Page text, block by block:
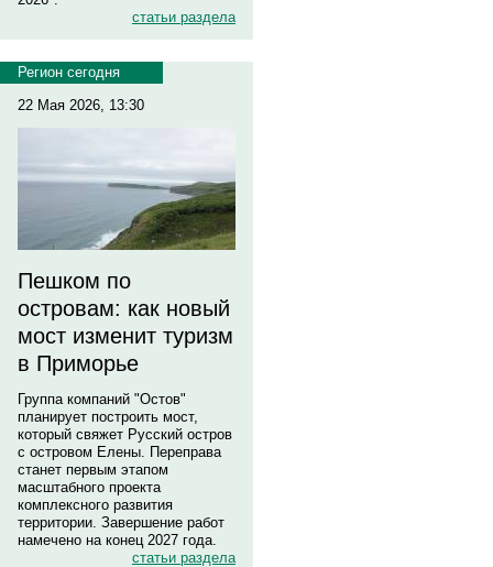
статьи раздела
Регион сегодня
22 Мая 2026, 13:30
Пешком по
островам: как новый
мост изменит туризм
в Приморье
Группа компаний "Остов"
планирует построить мост,
который свяжет Русский остров
с островом Елены. Переправа
станет первым этапом
масштабного проекта
комплексного развития
территории. Завершение работ
намечено на конец 2027 года.
статьи раздела